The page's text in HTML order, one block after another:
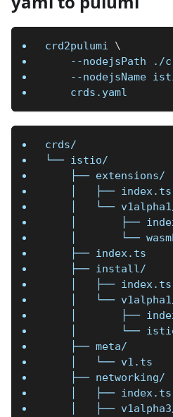
crd2pulumi \
--nodejsPath ./
--nodejsName
    crds.yaml
crds/
└── istio/
    ├── extensions/
    │   ├── index.ts
│   └──
│       ├──
│       └──
    ├── index.ts
    ├── install/
    │   ├── index.ts
│   └──
│       ├──
│       └──
    ├── meta/
    │   └── v1.ts
    ├── networking/
    │   ├── index.ts
│   ├──